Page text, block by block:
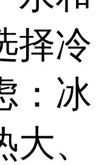
择冷
：冰
、